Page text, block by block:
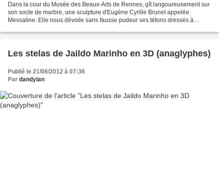
Dans la cour du Musée des Beaux-Arts de Rennes, gît langoureusement sur
son socle de marbre, une sculpture d'Eugène Cyrille Brunet appelée
Messaline. Elle nous dévoile sans fausse pudeur ses tétons dressés à
Les stelas de Jaildo Marinho en 3D (anaglyphes)
Publié le 21/06/2012 à 07:36
Par dandylan